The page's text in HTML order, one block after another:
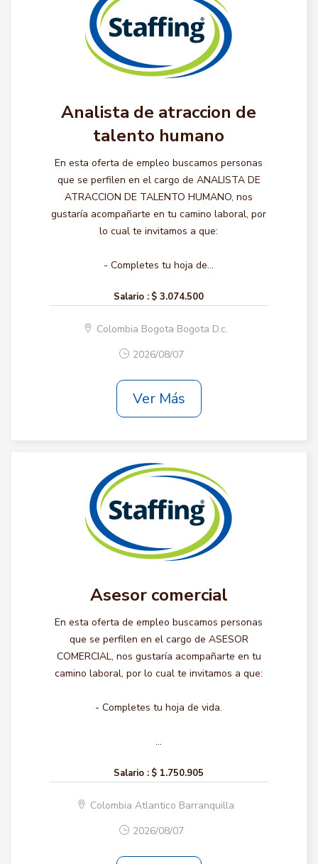
Analista de atraccion de
talento humano
En esta oferta de empleo buscamos personas
que se perfilen en el cargo de ANALISTA DE
ATRACCION DE TALENTO HUMANO, nos
gustaría acompañarte en tu camino laboral, por
lo cual te invitamos a que:
- Completes tu hoja de...
Salario : $ 3.074.500
Colombia Bogota Bogota D.c.
2026/08/07
Ver Más
Asesor comercial
En esta oferta de empleo buscamos personas
que se perfilen en el cargo de ASESOR
COMERCIAL, nos gustaría acompañarte en tu
camino laboral, por lo cual te invitamos a que:
- Completes tu hoja de vida.
...
Salario : $ 1.750.905
Colombia Atlantico Barranquilla
2026/08/07